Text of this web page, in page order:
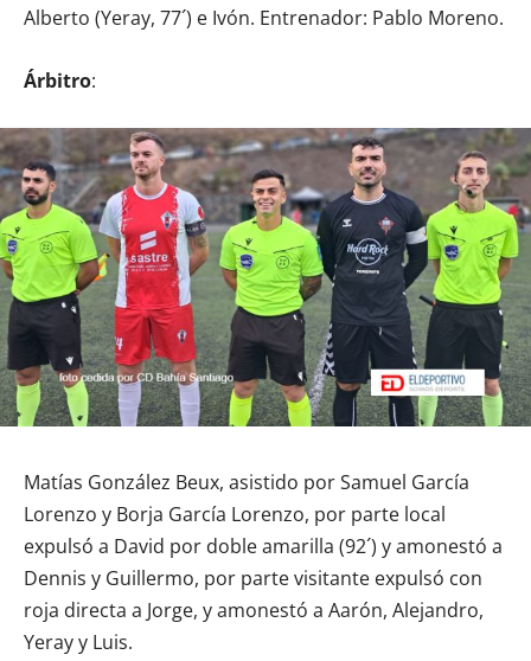
Alberto (Yeray, 77´) e Ivón. Entrenador: Pablo Moreno.
Árbitro:
Matías González Beux, asistido por Samuel García
Lorenzo y Borja García Lorenzo, por parte local
expulsó a David por doble amarilla (92´) y amonestó a
Dennis y Guillermo, por parte visitante expulsó con
roja directa a Jorge, y amonestó a Aarón, Alejandro,
Yeray y Luis.